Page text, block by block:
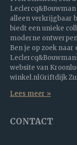
alleen verkrijgbaar
biedt een unieke
moderne
Ben je op zoek
website van
winkel.nlGriftdijk
Lees meer »
CONTACT